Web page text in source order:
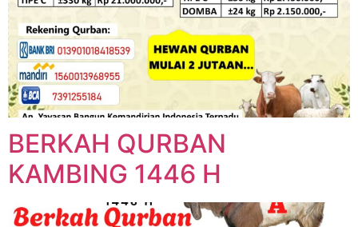
BERKAH QURBAN
KAMBING 1446 H